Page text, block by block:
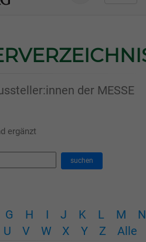
der MESSE
ergänzt
suchen
G H I J K L M
N
U V W X Y Z Alle